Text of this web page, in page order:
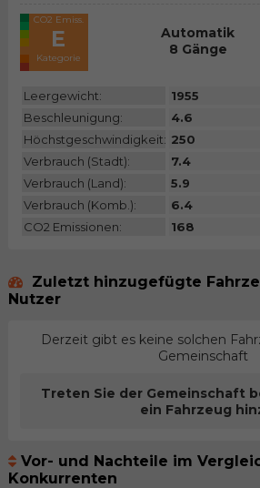
CO2 Emiss.
E
Kategorie
Automatik
8 Gänge
Leergewicht: 1955
Beschleunigung:
4.6
Höchstgeschwindigkeit: 250
Verbrauch (Stadt):
7.4
Verbrauch (Land):
5.9
Verbrauch (Komb.):
6.4
CO2 Emissionen:
168
Zuletzt hinzugefügte
Nutzer
Derzeit gibt es keine solchen
Gemeinschaft
Treten Sie der Gemeinschaft
ein Fahrzeug
Vor- und Nachteile im
Konkurrenten